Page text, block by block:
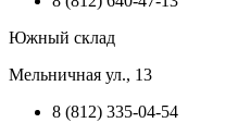
Южный склад
Мельничная ул., 13
8 (812) 335-04-54